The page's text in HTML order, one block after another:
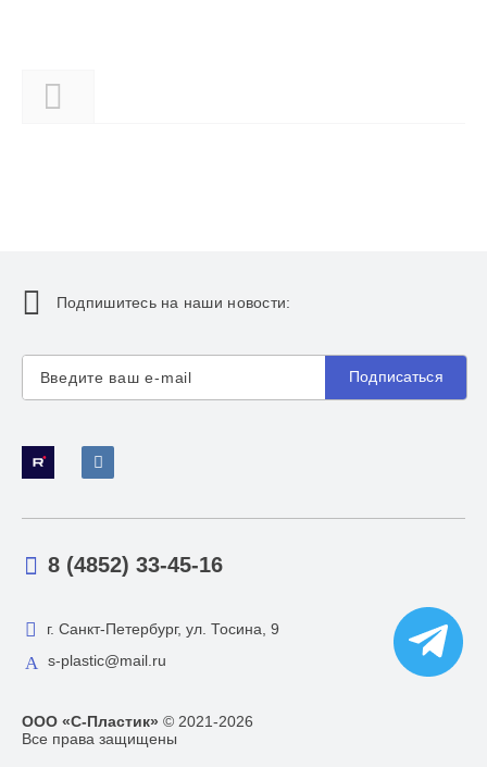
Подпишитесь на наши новости:
Подписаться
8 (4852) 33-45-16
г. Санкт-Петербург, ул. Тосина, 9
s-plastic@mail.ru
ООО «С-Пластик» © 2021-2026
Все права защищены